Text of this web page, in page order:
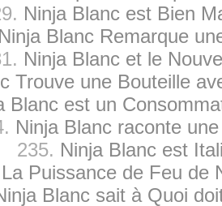
Ninja Blanc est Bien
Ninja Blanc Remarque
Ninja Blanc et le
Trouve une Bouteille
Blanc est un
Ninja Blanc raconte
235. Ninja Blanc est
La Puissance de Feu de
Blanc sait à Quoi